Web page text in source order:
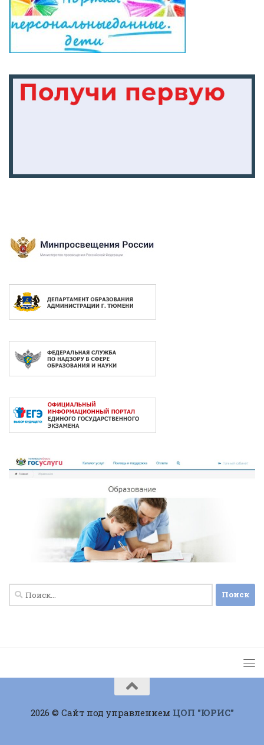
Найти:
2026 © Сайт под управлением ЦОП "ЮРИС"